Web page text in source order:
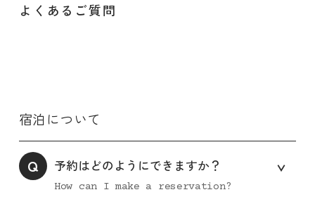
よくあるご質問
宿泊について
Q 予約はどのようにできますか？
How can I make a reservation?